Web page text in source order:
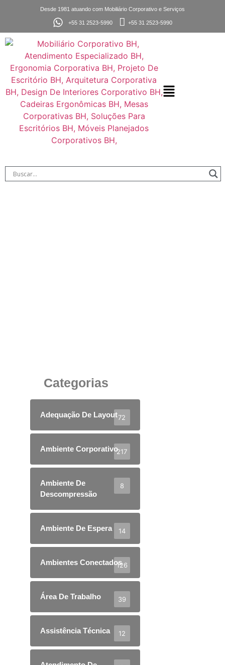
Desde 1981 atuando com Mobiliário Corporativo e Serviços
+55 31 2523-5990 +55 31 2523-5990
Categorias
Adequação De Layout72
Ambiente Corporativo217
Ambiente De
Descompressão
8
Ambiente De Espera 14
Ambientes Conectados126
Área De Trabalho 39
Assistência Técnica 12